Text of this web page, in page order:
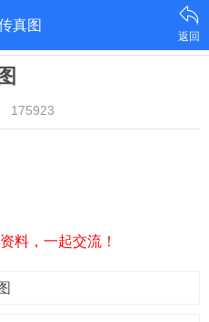
真图
返回
175923
料，一起交流！